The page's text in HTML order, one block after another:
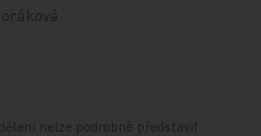
nelze podrobně představit